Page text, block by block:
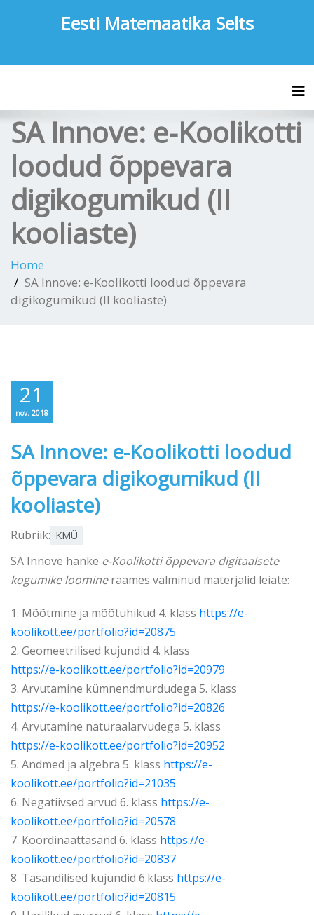
Eesti Matemaatika Selts
SA Innove: e-Koolikotti
loodud õppevara
digikogumikud (II
kooliaste)
Home
SA Innove: e-Koolikotti loodud õppevara
digikogumikud (II kooliaste)
21
nov. 2018
SA Innove: e-Koolikotti loodud
õppevara digikogumikud (II
kooliaste)
Rubriik: KMÜ
SA Innove hanke e-Koolikotti õppevara digitaalsete
kogumike loomineraames valminud materjalid leiate:
1. Mõõtmine ja mõõtühikud 4. klass https://e-
koolikott.ee/portfolio?id=20875
2. Geomeetrilised kujundid 4. klass
https://e-koolikott.ee/portfolio?id=20979
3. Arvutamine kümnendmurdudega 5. klass
https://e-koolikott.ee/portfolio?id=20826
4. Arvutamine naturaalarvudega 5. klass
https://e-koolikott.ee/portfolio?id=20952
5. Andmed ja algebra 5. klass https://e-
koolikott.ee/portfolio?id=21035
6. Negatiivsed arvud 6. klass https://e-
koolikott.ee/portfolio?id=20578
7. Koordinaattasand 6. klass https://e-
koolikott.ee/portfolio?id=20837
8. Tasandilised kujundid 6.klass https://e-
koolikott.ee/portfolio?id=20815